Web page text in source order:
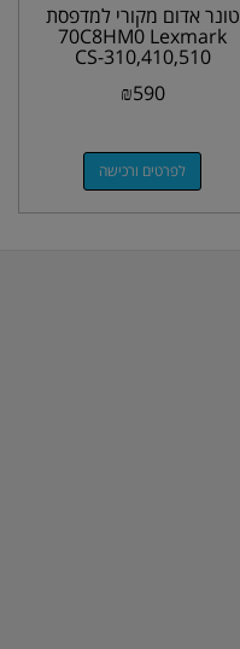
טונר אדום מקורי למדפסת
70C8HM0 Lexmark
CS-310,410,510
₪590
לפרטים ורכישה